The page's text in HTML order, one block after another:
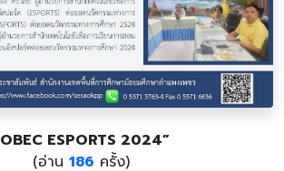
ESPORTS 2024”
(อ่าน 186 ครั้ง)